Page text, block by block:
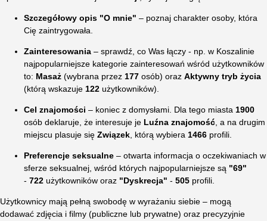
Szczegółowy opis "O mnie" – poznaj charakter osoby, która
Cię zaintrygowała.
Zainteresowania – sprawdź, co Was łączy - np. w Koszalinie
najpopularniejsze kategorie zainteresowań wśród użytkowników
to: Masaż (wybrana przez 177 osób) oraz Aktywny tryb życia
(którą wskazuje 122 użytkowników).
Cel znajomości – koniec z domysłami. Dla tego miasta 1900
osób deklaruje, że interesuje je Luźna znajomość, a na drugim
miejscu plasuje się Związek, którą wybiera 1466 profili.
Preferencje seksualne – otwarta informacja o oczekiwaniach w
sferze seksualnej, wśród których najpopularniejsze są "69"
- 722 użytkowników oraz "Dyskrecja" - 505 profili.
Użytkownicy mają pełną swobodę w wyrażaniu siebie – mogą
dodawać zdjęcia i filmy (publiczne lub prywatne) oraz precyzyjnie